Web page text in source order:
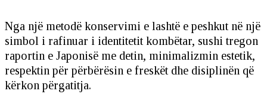
Nga një metodë konservimi e lashtë e peshkut në një
simbol i rafinuar i identitetit kombëtar, sushi tregon
raportin e Japonisë me detin, minimalizmin estetik,
respektin për përbërësin e freskët dhe disiplinën që
kërkon përgatitja.